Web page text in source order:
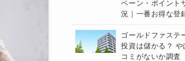
ペーン・ポイント
況｜一番お得な登
ゴールドファステ
投資は儲かる？ や
コミがないか調査